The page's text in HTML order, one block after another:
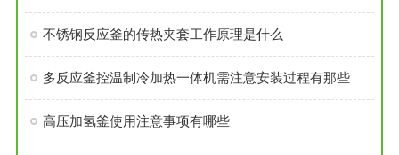
不锈钢反应釜的传热夹套工作原理是什么
多反应釜控温制冷加热一体机需注意安装过程有那些
高压加氢釜使用注意事项有哪些